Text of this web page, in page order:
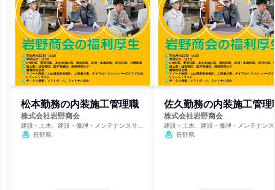
松本勤務の内装施工管理職
株式会社岩野商会
建設・土木、建設・修理・メンテナンスサー
ビス 長野県
佐久勤務の内装施工管理
株式会社岩野商会
建設・土木、建設・修理・メンテナン
ビス 長野県